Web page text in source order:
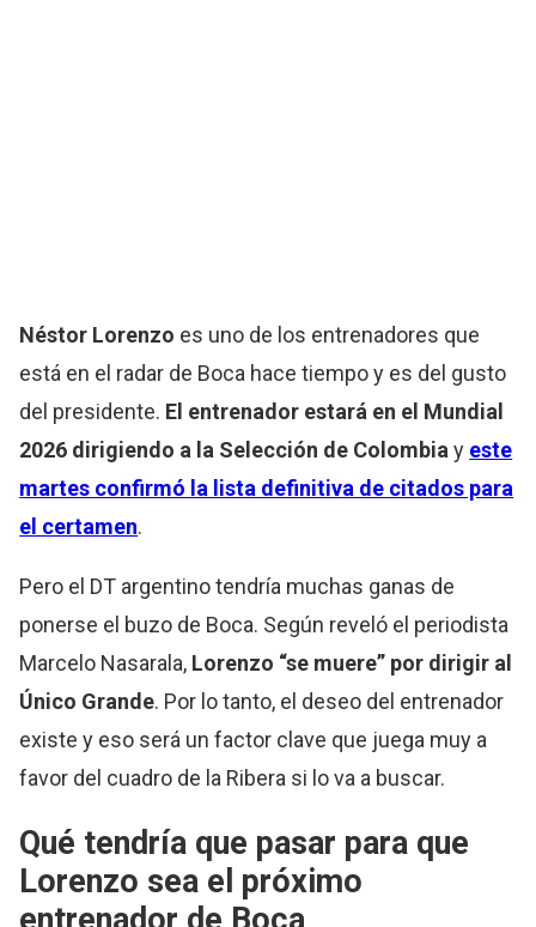
Néstor Lorenzo es uno de los entrenadores que
está en el radar de Boca hace tiempo y es del gusto
del presidente. El entrenador estará en el Mundial
2026 dirigiendo a la Selección de Colombia y este
martes confirmó la lista definitiva de citados para
el certamen.
Pero el DT argentino tendría muchas ganas de
ponerse el buzo de Boca. Según reveló el periodista
Marcelo Nasarala, Lorenzo “se muere” por dirigir al
Único Grande. Por lo tanto, el deseo del entrenador
existe y eso será un factor clave que juega muy a
favor del cuadro de la Ribera si lo va a buscar.
Qué tendría que pasar para que
Lorenzo sea el próximo